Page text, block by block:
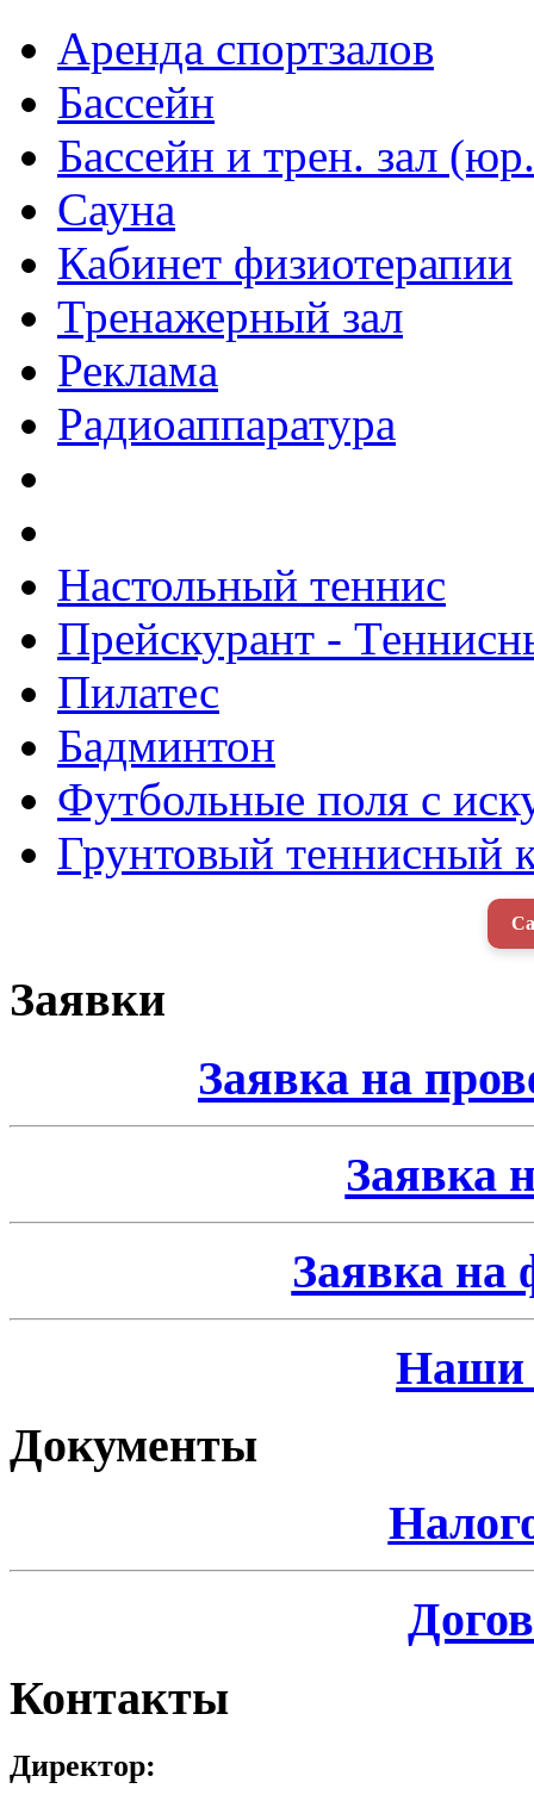
Аренда спортзалов
Бассейн
Бассейн и трен. зал
Сауна
Кабинет физиотерапии
Тренажерный зал
Реклама
Радиоаппаратура
Настольный теннис
Прейскурант -
Пилатес
Бадминтон
Футбольные поля с
Грунтовый теннисный
Заявки
Заявка на
Заявка
Заявка на
Наши
Документы
Контакты
Директор: